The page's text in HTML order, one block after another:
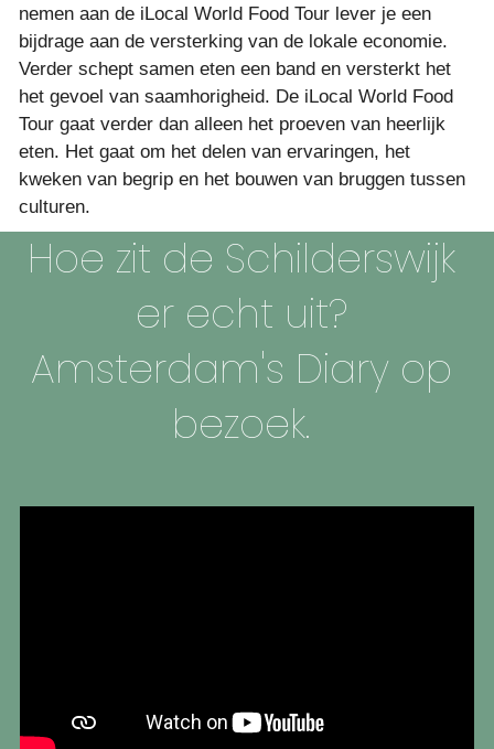
nemen aan de iLocal World Food Tour lever je een
bijdrage aan de versterking van de lokale economie.
Verder schept samen eten een band en versterkt het
het gevoel van saamhorigheid. De iLocal World Food
Tour gaat verder dan alleen het proeven van heerlijk
eten. Het gaat om het delen van ervaringen, het
kweken van begrip en het bouwen van bruggen tussen
culturen.
Hoe zit de Schilderswijk
er echt uit?
Amsterdam's Diary op
bezoek.